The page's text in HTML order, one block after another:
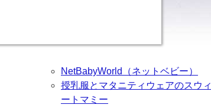
NetBabyWorld（ネットベビー）
授乳服とマタニティウェアのスウィ
ートマミー